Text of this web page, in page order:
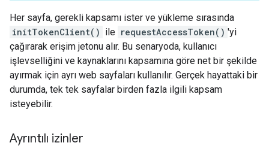
Her sayfa, gerekli kapsamı ister ve yükleme sırasında
initTokenClient() ile requestAccessToken() 'yi
çağırarak erişim jetonu alır. Bu senaryoda, kullanıcı
işlevselliğini ve kaynaklarını kapsamına göre net bir şekilde
ayırmak için ayrı web sayfaları kullanılır. Gerçek hayattaki bir
durumda, tek tek sayfalar birden fazla ilgili kapsam
isteyebilir.
Ayrıntılı izinler